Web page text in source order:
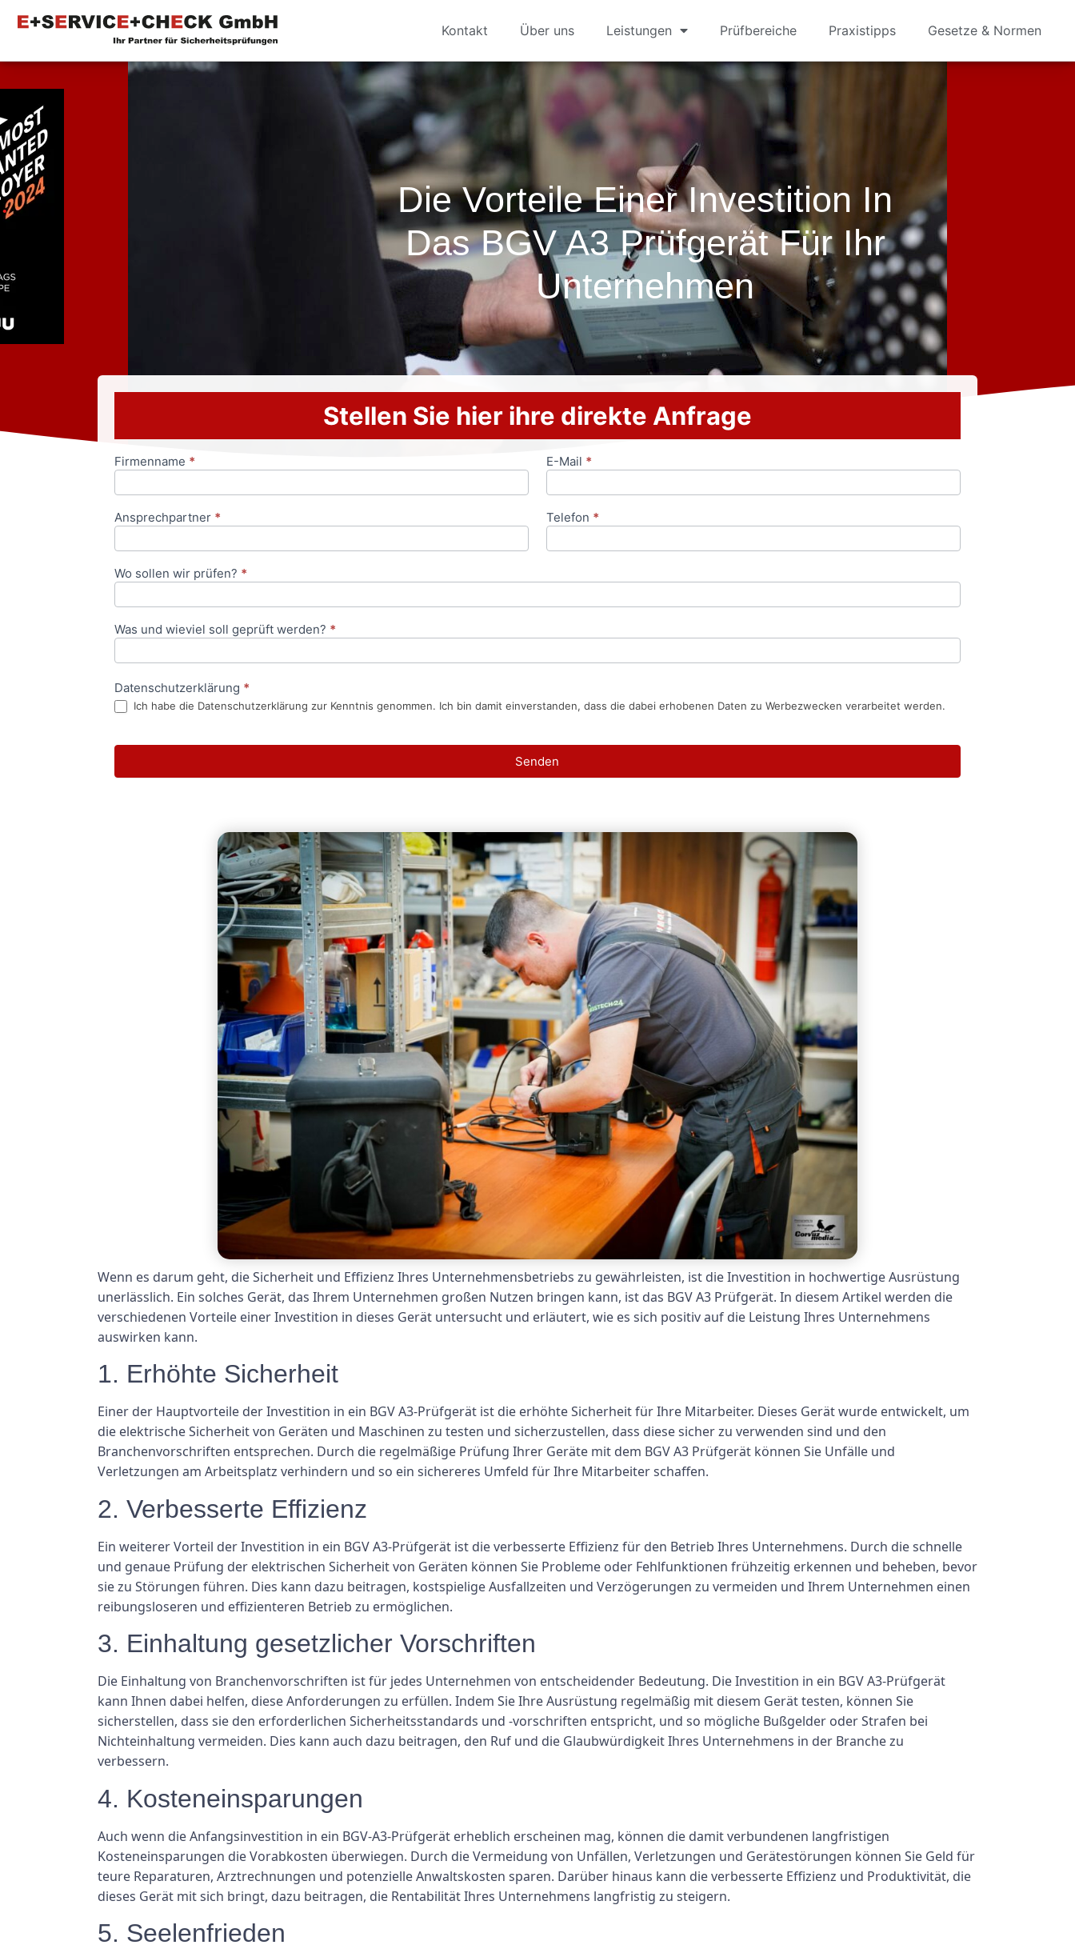
Kontakt Über uns Leistungen Prüfbereiche Praxistipps Gesetze & Normen
Die Vorteile Einer Investition In
Das BGV A3 Prüfgerät Für Ihr
Unternehmen
Stellen Sie hier ihre direkte Anfrage
Anfrageformular
Firmenname * E-Mail *
Ansprechpartner * Telefon *
Wo sollen wir prüfen? *
Was und wieviel soll geprüft werden? *
Datenschutzerklärung *
Ich habe die Datenschutzerklärung zur Kenntnis genommen. Ich bin damit einverstanden, dass die dabei erhobenen Daten zu Werbezwecken verarbeitet werden.
Senden
Wenn es darum geht, die Sicherheit und Effizienz Ihres Unternehmensbetriebs zu gewährleisten, ist die Investition in hochwertige Ausrüstung
unerlässlich. Ein solches Gerät, das Ihrem Unternehmen großen Nutzen bringen kann, ist das BGV A3 Prüfgerät. In diesem Artikel werden die
verschiedenen Vorteile einer Investition in dieses Gerät untersucht und erläutert, wie es sich positiv auf die Leistung Ihres Unternehmens
auswirken kann.
1. Erhöhte Sicherheit
Einer der Hauptvorteile der Investition in ein BGV A3-Prüfgerät ist die erhöhte Sicherheit für Ihre Mitarbeiter. Dieses Gerät wurde entwickelt, um
die elektrische Sicherheit von Geräten und Maschinen zu testen und sicherzustellen, dass diese sicher zu verwenden sind und den
Branchenvorschriften entsprechen. Durch die regelmäßige Prüfung Ihrer Geräte mit dem BGV A3 Prüfgerät können Sie Unfälle und
Verletzungen am Arbeitsplatz verhindern und so ein sichereres Umfeld für Ihre Mitarbeiter schaffen.
2. Verbesserte Effizienz
Ein weiterer Vorteil der Investition in ein BGV A3-Prüfgerät ist die verbesserte Effizienz für den Betrieb Ihres Unternehmens. Durch die schnelle
und genaue Prüfung der elektrischen Sicherheit von Geräten können Sie Probleme oder Fehlfunktionen frühzeitig erkennen und beheben, bevor
sie zu Störungen führen. Dies kann dazu beitragen, kostspielige Ausfallzeiten und Verzögerungen zu vermeiden und Ihrem Unternehmen einen
reibungsloseren und effizienteren Betrieb zu ermöglichen.
3. Einhaltung gesetzlicher Vorschriften
Die Einhaltung von Branchenvorschriften ist für jedes Unternehmen von entscheidender Bedeutung. Die Investition in ein BGV A3-Prüfgerät
kann Ihnen dabei helfen, diese Anforderungen zu erfüllen. Indem Sie Ihre Ausrüstung regelmäßig mit diesem Gerät testen, können Sie
sicherstellen, dass sie den erforderlichen Sicherheitsstandards und -vorschriften entspricht, und so mögliche Bußgelder oder Strafen bei
Nichteinhaltung vermeiden. Dies kann auch dazu beitragen, den Ruf und die Glaubwürdigkeit Ihres Unternehmens in der Branche zu
verbessern.
4. Kosteneinsparungen
Auch wenn die Anfangsinvestition in ein BGV-A3-Prüfgerät erheblich erscheinen mag, können die damit verbundenen langfristigen
Kosteneinsparungen die Vorabkosten überwiegen. Durch die Vermeidung von Unfällen, Verletzungen und Gerätestörungen können Sie Geld für
teure Reparaturen, Arztrechnungen und potenzielle Anwaltskosten sparen. Darüber hinaus kann die verbesserte Effizienz und Produktivität, die
dieses Gerät mit sich bringt, dazu beitragen, die Rentabilität Ihres Unternehmens langfristig zu steigern.
5. Seelenfrieden